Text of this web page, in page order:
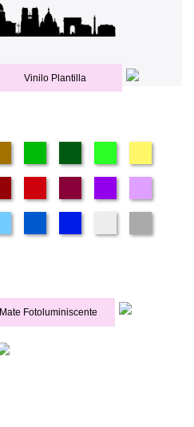
Vinilo Plantilla
Mate Fotoluminiscente